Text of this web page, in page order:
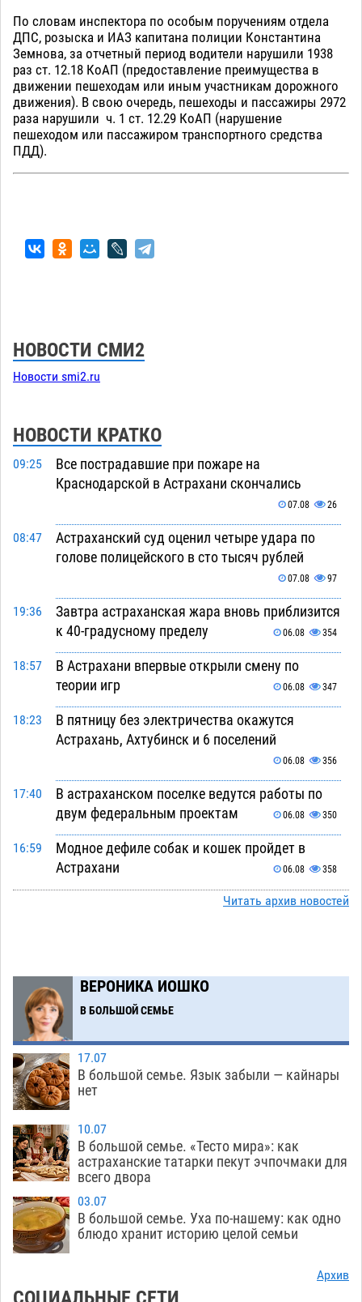
По словам инспектора по особым поручениям отдела
ДПС, розыска и ИАЗ капитана полиции Константина
Земнова, за отчетный период водители нарушили 1938
раз ст. 12.18 КоАП (предоставление преимущества в
движении пешеходам или иным участникам дорожного
движения). В свою очередь, пешеходы и пассажиры 2972
раза нарушили ч. 1 ст. 12.29 КоАП (нарушение
пешеходом или пассажиром транспортного средства
ПДД).
НОВОСТИ СМИ2
Новости smi2.ru
НОВОСТИ КРАТКО
09:25
Все пострадавшие при пожаре на
Краснодарской в Астрахани скончались
07.08 26
08:47
Астраханский суд оценил четыре удара по
голове полицейского в сто тысяч рублей
07.08 97
19:36
Завтра астраханская жара вновь приблизится
к 40-градусному пределу
06.08 354
18:57
В Астрахани впервые открыли смену по
теории игр
06.08 347
18:23
В пятницу без электричества окажутся
Астрахань, Ахтубинск и 6 поселений
06.08 356
17:40
В астраханском поселке ведутся работы по
двум федеральным проектам
06.08 350
16:59
Модное дефиле собак и кошек пройдет в
Астрахани
06.08 358
Огромного сома вытащили из Волги на
Астрахани продолжают не верить, что их
торговые точки снесут
15:22
Ящерицу из астраханской пустыни поместили
на новой серебряной монете Банка России
06.08 333
14:35
Буддийские святыни из Астрахани выставили
в музее Пушкина в Москве
13:50
Мэрия Астрахани переводит городские
зеленые зоны на автоматический полив
13:13
Скончался второй ребенок после пожара в
Астрахани
Астраханские гандболисты с крупной победы
Читать архив новостей
ВЕРОНИКА ИОШКО
В БОЛЬШОЙ СЕМЬЕ
17.07
В большой семье. Язык забыли — кайнары
нет
10.07
В большой семье. «Тесто мира»: как
астраханские татарки пекут эчпочмаки для
всего двора
03.07
В большой семье. Уха по-нашему: как одно
блюдо хранит историю целой семьи
Архив